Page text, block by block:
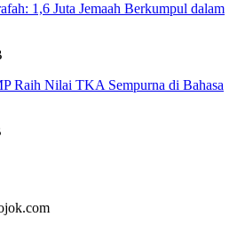
1,6 Juta Jemaah Berkumpul dalam
Raih Nilai TKA Sempurna di Bahasa